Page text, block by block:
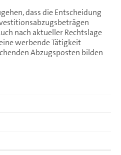
dass die Entscheidung
nach aktueller Rechtslage
werbende Tätigkeit
Abzugsposten bilden